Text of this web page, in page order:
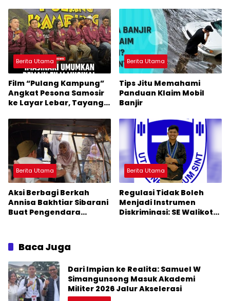
Berita Utama
Film “Pulang Kampung”
Angkat Pesona Samosir
ke Layar Lebar, Tayang
Berita Utama
Tips Jitu Memahami
Panduan Klaim Mobil
Banjir
Berita Utama
Aksi Berbagi Berkah
Annisa Bakhtiar Sibarani
Buat Pengendara
Berita Utama
Regulasi Tidak Boleh
Menjadi Instrumen
Diskriminasi: SE Walikota
Baca Juga
Dari Impian ke Realita: Samuel W
Simangunsong Masuk Akademi
Militer 2026 Jalur Akselerasi